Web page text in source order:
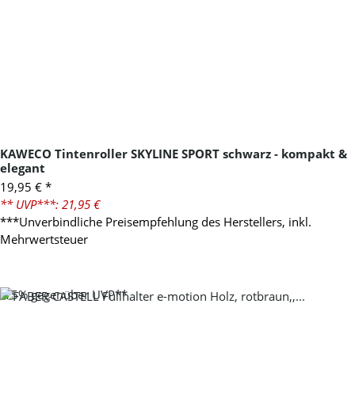
KAWECO Tintenroller SKYLINE SPORT schwarz - kompakt &
elegant
19,95 € *
** UVP***: 21,95 €
***Unverbindliche Preisempfehlung des Herstellers, inkl.
Mehrwertsteuer
-15%gegenüber UVP**